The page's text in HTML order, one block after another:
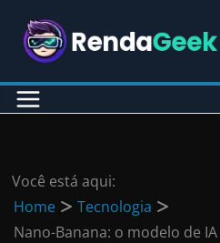
para
conteúdo
Você está aqui:
Home
Tecnologia
Nano-Banana: o modelo de